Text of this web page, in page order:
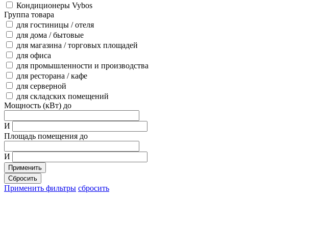
Кондиционеры Vybos
Группа товара
для гостиницы / отеля
для дома / бытовые
для магазина / торговых площадей
для офиса
для промышленности и производства
для ресторана / кафе
для серверной
для складских помещений
Мощность (кВт) до
И
Площадь помещения до
И
Применить
Сбросить
Применить фильтры сбросить